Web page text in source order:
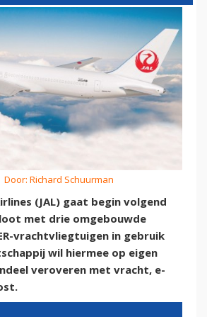
Door: Richard Schuurman
(JAL) gaat begin volgend
met drie omgebouwde
vrachtvliegtuigen in gebruik
wil hiermee op eigen
veroveren met vracht, e-